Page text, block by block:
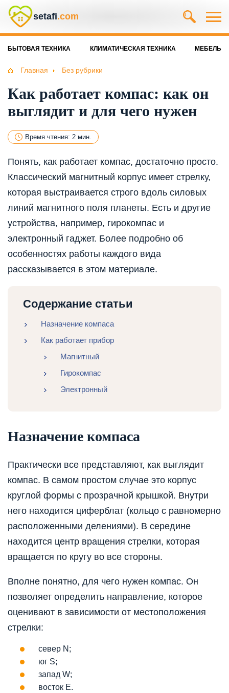
setafi.com
БЫТОВАЯ ТЕХНИКА КЛИМАТИЧЕСКАЯ ТЕХНИКА МЕБЕЛЬ
Главная Без рубрики
Как работает компас: как он
выглядит и для чего нужен
Время чтения: 2 мин.
Понять, как работает компас, достаточно просто.
Классический магнитный корпус имеет стрелку,
которая выстраивается строго вдоль силовых
линий магнитного поля планеты. Есть и другие
устройства, например, гирокомпас и
электронный гаджет. Более подробно об
особенностях работы каждого вида
рассказывается в этом материале.
Содержание статьи
Назначение компаса
Как работает прибор
Магнитный
Гирокомпас
Электронный
Назначение компаса
Практически все представляют, как выглядит
компас. В самом простом случае это корпус
круглой формы с прозрачной крышкой. Внутри
него находится циферблат (кольцо с равномерно
расположенными делениями). В середине
находится центр вращения стрелки, которая
вращается по кругу во все стороны.
Вполне понятно, для чего нужен компас. Он
позволяет определить направление, которое
оценивают в зависимости от местоположения
стрелки:
север N;
юг S;
запад W;
восток E.